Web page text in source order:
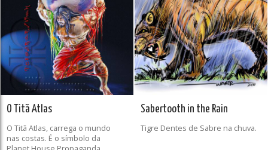
O Titã Atlas
O Titã Atlas, carrega o mundo
nas costas. É o símbolo da
Sabertooth in the Rain
Tigre Dentes de Sabre na chuva.